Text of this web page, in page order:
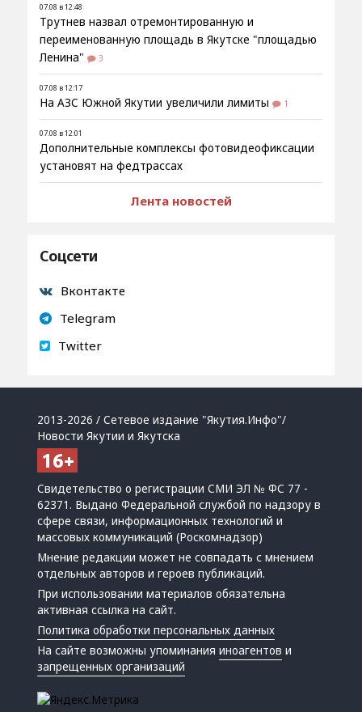
07.08 в 12:48
Трутнев назвал отремонтированную и
переименованную площадь в Якутске "площадью
Ленина"
3
07.08 в 12:17
На АЗС Южной Якутии увеличили лимиты 1
07.08 в 12:01
Дополнительные комплексы фотовидеофиксации
установят на федтрассах
Лента новостей
Соцсети
Вконтакте
Telegram
Twitter
2013-2026 / Сетевое издание "Якутия.Инфо"/
Новости Якутии и Якутска
Свидетельство о регистрации СМИ ЭЛ № ФС 77 -
62371. Выдано Федеральной службой по надзору в
сфере связи, информационных технологий и
массовых коммуникаций (Роскомнадзор)
Мнение редакции может не совпадать с мнением
отдельных авторов и героев публикаций.
При использовании материалов обязательна
активная ссылка на сайт.
Политика обработки персональных данных
На сайте возможны упоминанияиноагентов и
запрещенных организаций